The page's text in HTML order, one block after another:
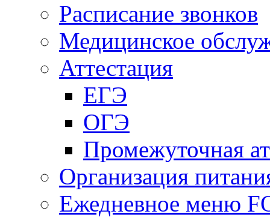
Расписание звонков
Медицинское
Аттестация
ЕГЭ
ОГЭ
Промежуточная
Организация
Ежедневное меню